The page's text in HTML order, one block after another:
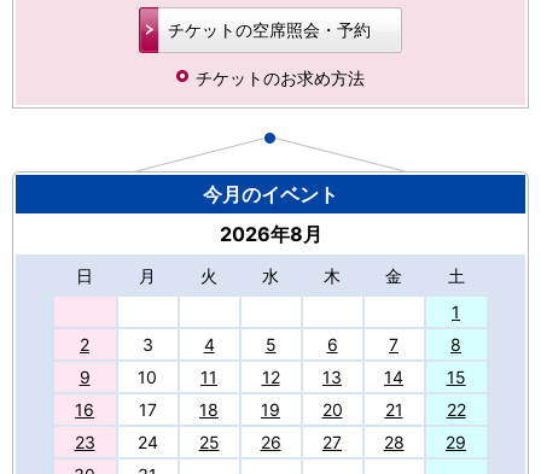
チケットの空席照会・予約
チケットのお求め方法
今月のイベント
2026年8月
日 月 火 水 木 金
土
1
2
3 4 5 6 7
8
9
10 11 12 13 14
15
16
17 18 19 20 21
22
23
24 25 26 27 28
29